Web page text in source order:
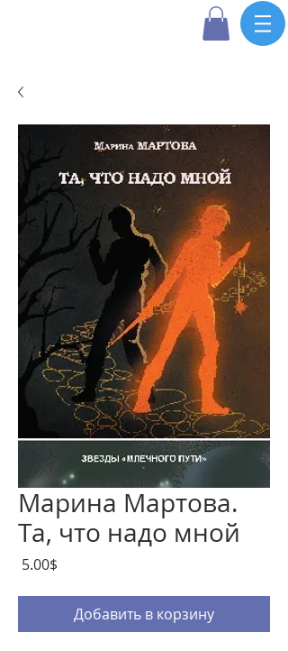
Марина Мартова.
Та, что надо мной
‏5.00 ‏$
Добавить в корзину